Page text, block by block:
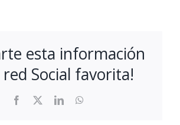
esta información
Social favorita!
Facebook LinkedIn